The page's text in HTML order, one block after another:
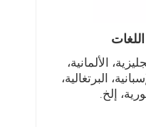
الألمانية،
البرتغالية،
إلخ.